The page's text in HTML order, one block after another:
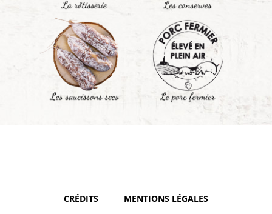
CRÉDITS MENTIONS LÉGALES